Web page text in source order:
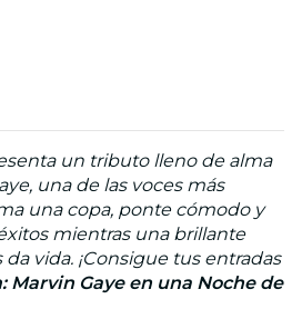
un tributo lleno de alma
una de las voces más
una copa, ponte cómodo y
mientras una brillante
vida. ¡Consigue tus entradas
Marvin Gaye en una Noche de